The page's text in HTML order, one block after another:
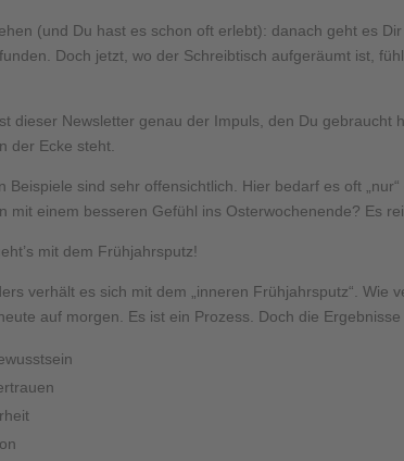
(und Du hast es schon oft erlebt): danach geht es
Doch jetzt, wo der Schreibtisch aufgeräumt ist,
dieser Newsletter genau der Impuls, den Du
der Ecke steht.
Beispiele sind sehr offensichtlich. Hier bedarf es oft
mit einem besseren Gefühl ins Osterwochenende? Es
mit dem Frühjahrsputz!
verhält es sich mit dem „inneren Frühjahrsputz“.
auf morgen. Es ist ein Prozess. Doch die